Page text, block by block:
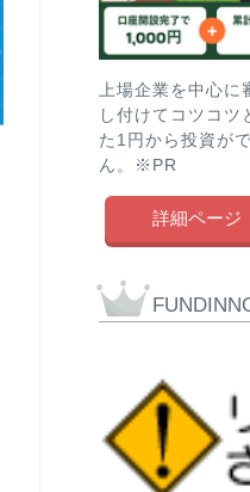
上場企業を中心
し付けてコツコツ
た1円から投資が
ん。※PR
詳細ページ